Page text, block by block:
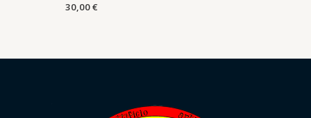
Rated
30,00€